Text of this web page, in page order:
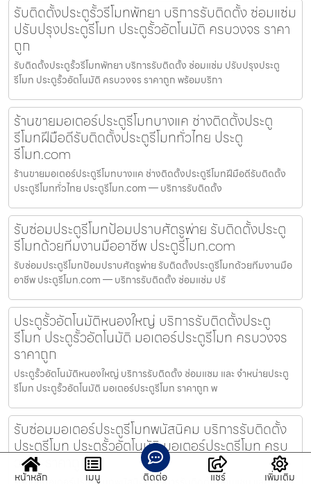
รับติดตั้งประตูรั้วรีโมทพัทยา บริการรับติดตั้ง ซ่อมแซ่ม
ปรับปรุงประตูรีโมท ประตูรั้วอัตโนมัติ ครบวงจร ราคา
ถูก
รับติดตั้งประตูรั้วรีโมทพัทยา บริการรับติดตั้ง ซ่อมแซ่ม ปรับปรุงประตู
รีโมท ประตูรั้วอัตโนมัติ ครบวงจร ราคาถูก พร้อมบริกา
ร้านขายมอเตอร์ประตูรีโมทบางแค ช่างติดตั้งประตู
รีโมทฝีมือดีรับติดตั้งประตูรีโมททั่วไทย ประตู
รีโมท.com
ร้านขายมอเตอร์ประตูรีโมทบางแค ช่างติดตั้งประตูรีโมทฝีมือดีรับติดตั้ง
ประตูรีโมททั่วไทย ประตูรีโมท.com — บริการรับติดตั้ง
รับซ่อมประตูรีโมทป้อมปราบศัตรูพ่าย รับติดตั้งประตู
รีโมทด้วยทีมงานมืออาชีพ ประตูรีโมท.com
รับซ่อมประตูรีโมทป้อมปราบศัตรูพ่าย รับติดตั้งประตูรีโมทด้วยทีมงานมือ
อาชีพ ประตูรีโมท.com — บริการรับติดตั้ง ซ่อมแซ่ม ปรั
ประตูรั้วอัตโนมัติหนองใหญ่ บริการรับติดตั้งประตู
รีโมท ประตูรั้วอัตโนมัติ มอเตอร์ประตูรีโมท ครบวงจร
ราคาถูก
ประตูรั้วอัตโนมัติหนองใหญ่ บริการรับติดตั้ง ซ่อมแซม และ จำหน่ายประตู
รีโมท ประตูรั้วอัตโนมัติ มอเตอร์ประตูรีโมท ราคาถูก พ
รับซ่อมมอเตอร์ประตูรีโมทพนัสนิคม บริการรับติดตั้ง
ประตูรีโมท ประตูรั้วอัตโนมัติ มอเตอร์ประตูรีโมท ครบ
วงจร ราคาถูก
หน้าหลัก เมนู ติดต่อ แชร์ เพิ่มเติม